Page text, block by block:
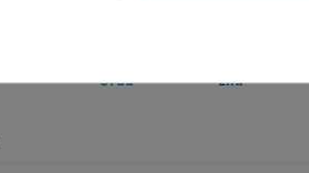
Grau Lila